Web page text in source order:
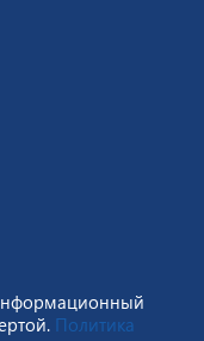
Политика